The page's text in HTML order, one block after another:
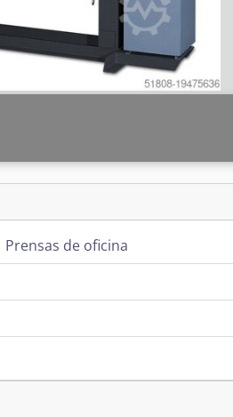
Prensas de oficina